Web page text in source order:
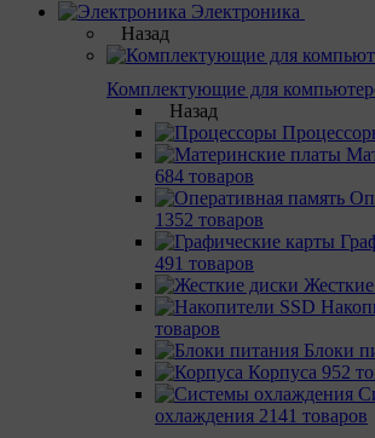
Электроника
Назад
Комплектующие для
Назад
684 товаров
1352 товаров
491 товаров
товаров
Блоки
Корпуса 952
охлаждения 2141 товаров